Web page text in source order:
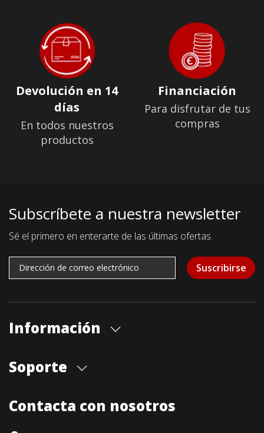
Devolución en 14
días
En todos nuestros
productos
Financiación
Para disfrutar de tus
compras
Subscríbete a nuestra newsletter
Sé el primero en enterarte de las últimas ofertas.
Suscribirse
Información
Cita previa tienda
Contacto
Soporte
Formas de pago
Contacta con nosotros